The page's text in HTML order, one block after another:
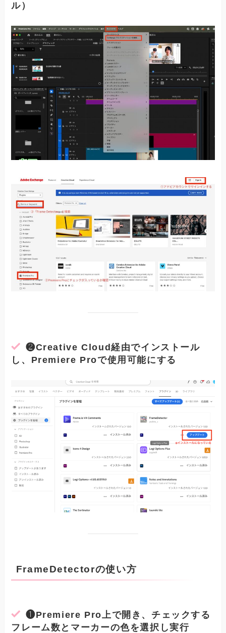
ル）
❷Creative Cloud経由でインストール
し、Premiere Proで使用可能にする
FrameDetectorの使い方
❶Premiere Pro 上で開き、チェックする
フレーム数とマーカーの色を選択し実行